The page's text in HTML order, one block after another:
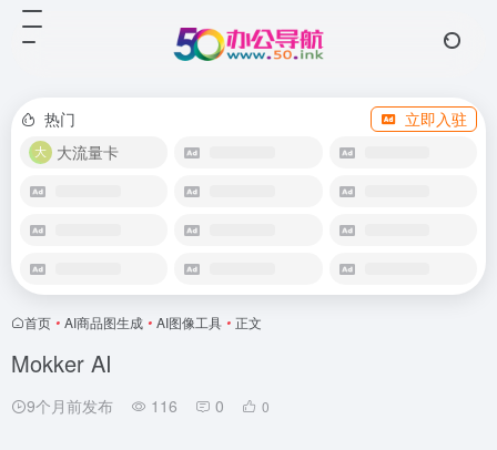
热门
立即入驻
大流量卡
首页 • AI商品图生成 • AI图像工具 • 正文
Mokker AI
9个月前发布 116 0 0